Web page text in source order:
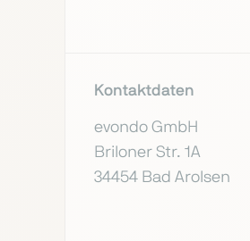
Kontaktdaten
evondo GmbH
Briloner Str. 1A
34454 Bad Arolsen